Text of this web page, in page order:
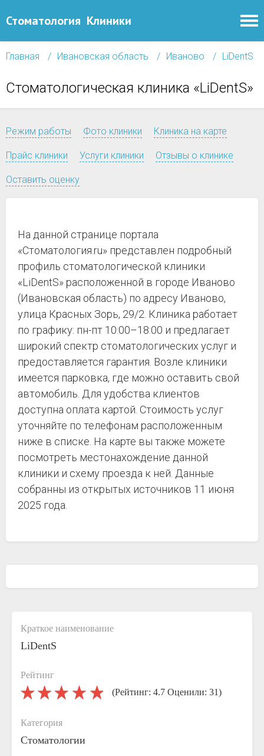
Стоматология Клиники
Главная Ивановская область Иваново LiDentS
Стоматологическая клиника «LiDentS»
Режим работы Фото клиники Клиника на карте
Прайс клиники Услуги клиники Отзывы о клинике
Оставить оценку
На данной странице портала
«Стоматология.ru» представлен подробный
профиль стоматологической клиники
«LiDentS» расположенной в городе Иваново
(Ивановская область) по адресу Иваново,
улица Красных Зорь, 29/2. Клиника работает
по графику: пн-пт 10:00–18:00 и предлагает
широкий спектр стоматологических услуг и
предоставляется гарантия. Возле клиники
имеется парковка, где можно оставить свой
автомобиль. Для удобства клиентов
доступна оплата картой. Стоимость услуг
уточняйте по телефонам расположенным
ниже в списке. На карте вы также можете
посмотреть местонахождение данной
клиники и схему проезда к ней. Данные
собранны из открытых источников 11 июня
2025 года.
Краткое наименование
LiDentS
Рейтинг
(Рейтинг: 4.7 Оценили: 31)
Категория
Стоматологии